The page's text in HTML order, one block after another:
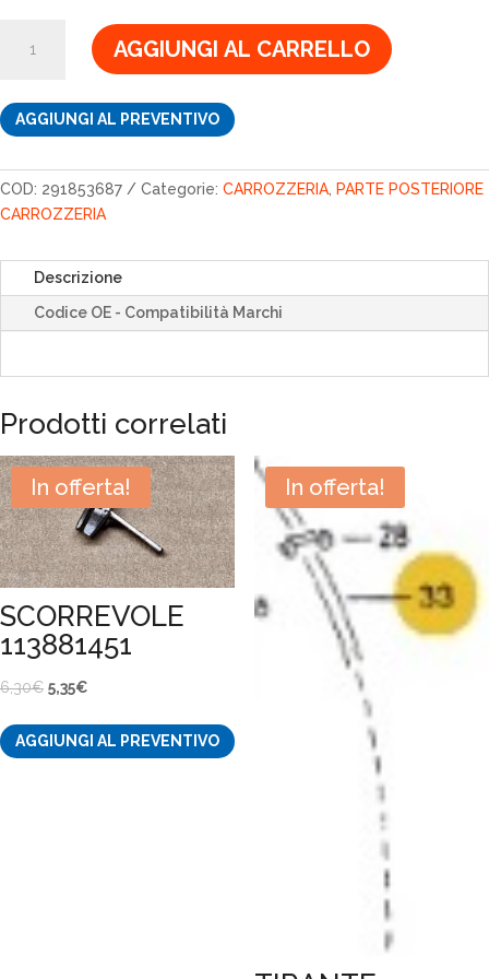
quantità
AGGIUNGI AL CARRELLO
AGGIUNGI AL PREVENTIVO
COD: 291853687 Categorie: CARROZZERIA PARTE POSTERIORE
CARROZZERIA
Descrizione
Codice OE - Compatibilità Marchi
Prodotti correlati
In offerta!
SCORREVOLE
113881451
6,30€ Il
originale
5,35€
attuale
AGGIUNGI AL PREVENTIVO
In offerta!